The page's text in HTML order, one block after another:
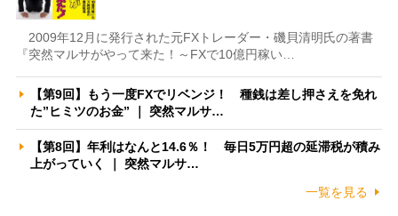
2009年12月に発行された元FXトレーダー・磯貝清明氏の著書
『突然マルサがやって来た！～FXで10億円稼い…
【第9回】もう一度FXでリベンジ！ 種銭は差し押さえを免れ
た”ヒミツのお金” ｜ 突然マルサ…
【第8回】年利はなんと14.6％！ 毎日5万円超の延滞税が積み
上がっていく ｜ 突然マルサ…
一覧を見る